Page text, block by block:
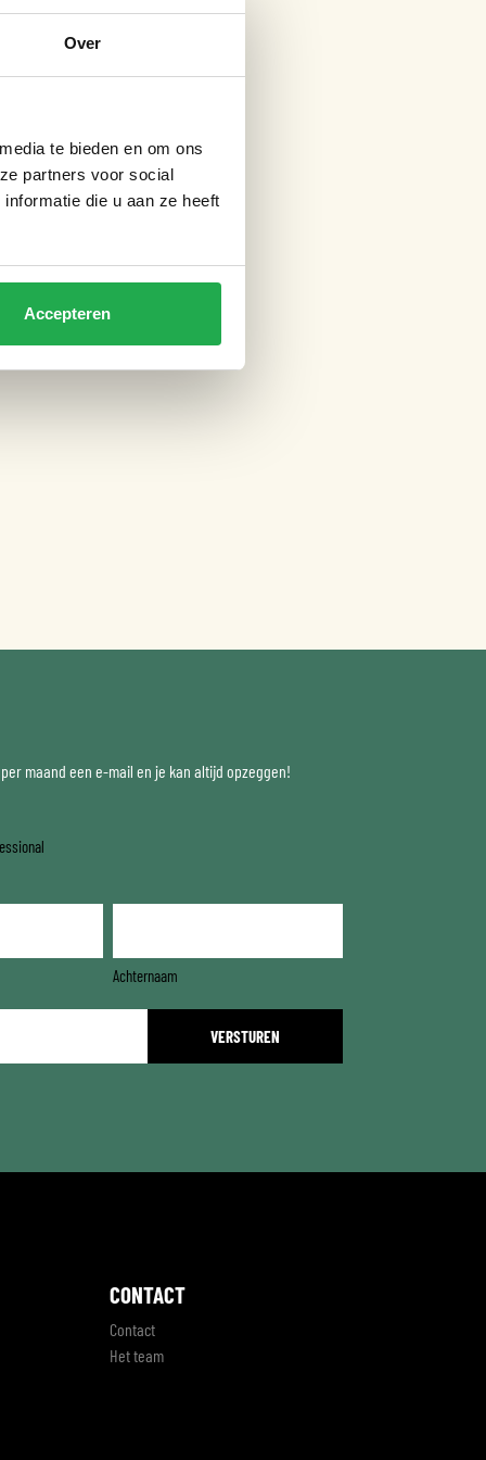
Over
te bieden en om ons
partners voor social
die u aan ze heeft
Accepteren
maand een e-mail en je kan altijd opzeggen!
Achternaam
CONTACT
Contact
Het team